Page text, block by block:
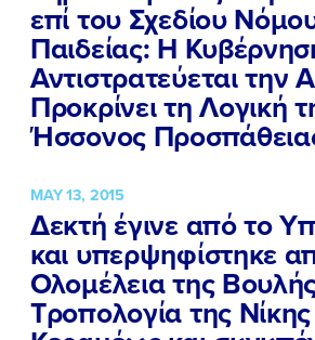
επί του Σχεδίου
Παιδείας: Η
Αντιστρατεύεται την
Προκρίνει τη Λογική
Ήσσονος
MAY 13, 2015
Δεκτή έγινε από το
και υπερψηφίστηκε
Ολομέλεια της
Τροπολογία της